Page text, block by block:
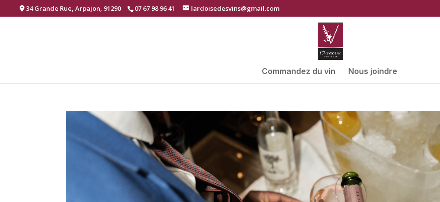
34 Grande Rue, Arpajon, 91290 07 67 98 96 41 lardoisedesvins@gmail.com
Commandez du vin Nous joindre